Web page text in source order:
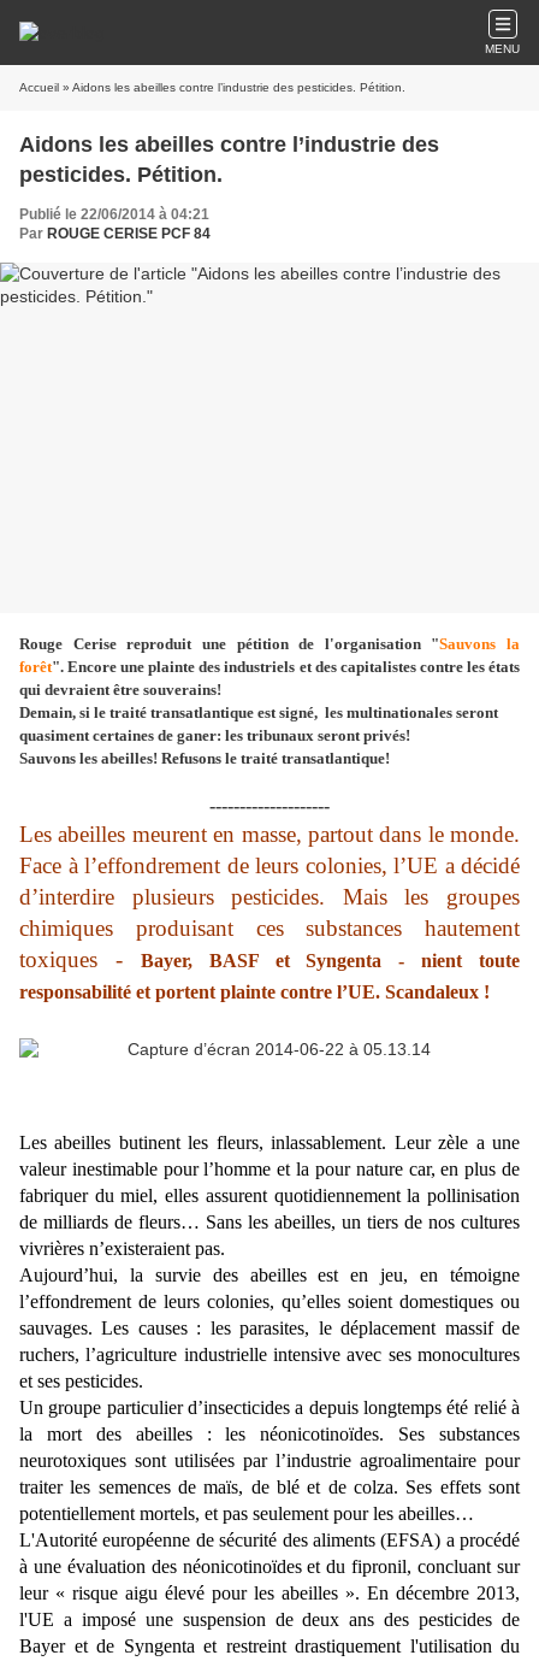
MENU
Accueil » Aidons les abeilles contre l’industrie des pesticides. Pétition.
Aidons les abeilles contre l’industrie des
pesticides. Pétition.
Publié le 22/06/2014 à 04:21
Par ROUGE CERISE PCF 84
Rouge Cerise reproduit une pétition de l'organisation "Sauvons la
forêt". Encore une plainte des industriels et des capitalistes contre les états
qui devraient être souverains!
Demain, si le traité transatlantique est signé, les multinationales seront
quasiment certaines de ganer: les tribunaux seront privés!
Sauvons les abeilles! Refusons le traité transatlantique!
--------------------
Les abeilles meurent en masse, partout dans le monde.
Face à l’effondrement de leurs colonies, l’UE a décidé
d’interdire plusieurs pesticides. Mais les groupes
chimiques produisant ces substances hautement
toxiques - Bayer, BASF et Syngenta - nient toute
responsabilité et portent plainte contre l’UE. Scandaleux !
Les abeilles butinent les fleurs, inlassablement. Leur zèle a une
valeur inestimable pour l’homme et la pour nature car, en plus de
fabriquer du miel, elles assurent quotidiennement la pollinisation
de milliards de fleurs… Sans les abeilles, un tiers de nos cultures
vivrières n’existeraient pas.
Aujourd’hui, la survie des abeilles est en jeu, en témoigne
l’effondrement de leurs colonies, qu’elles soient domestiques ou
sauvages. Les causes : les parasites, le déplacement massif de
ruchers, l’agriculture industrielle intensive avec ses monocultures
et ses pesticides.
Un groupe particulier d’insecticides a depuis longtemps été relié à
la mort des abeilles : les néonicotinoïdes. Ses substances
neurotoxiques sont utilisées par l’industrie agroalimentaire pour
traiter les semences de maïs, de blé et de colza. Ses effets sont
potentiellement mortels, et pas seulement pour les abeilles…
L'Autorité européenne de sécurité des aliments (EFSA) a procédé
à une évaluation des néonicotinoïdes et du fipronil, concluant sur
leur « risque aigu élevé pour les abeilles ». En décembre 2013,
l'UE a imposé une suspension de deux ans des pesticides de
Bayer et de Syngenta et restreint drastiquement l'utilisation du